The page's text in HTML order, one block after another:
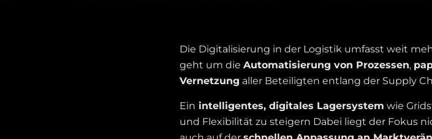
Die Digitalisierung in der Logistik umfasst weit
geht um die Automatisierung von Prozessen,
Vernetzung aller Beteiligten entlang der Supply
Ein intelligentes, digitales Lagersystem wie
und Flexibilität zu steigern Dabei liegt der Fokus